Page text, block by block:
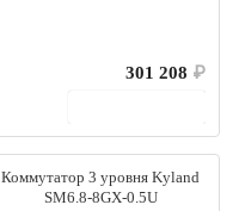
301 208 ₽
Коммутатор 3 уровня Kyland
SM6.8-8GX-0.5U